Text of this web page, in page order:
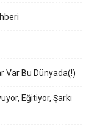
Var Bu Dünyada(!)
Eğitiyor, Şarkı